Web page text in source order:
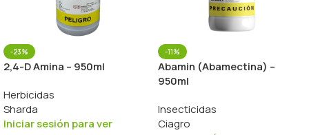
-23%
2,4-D Amina – 950ml
Herbicidas
Sharda
Iniciar sesión para ver
-11%
Abamin (Abamectina) –
950ml
Insecticidas
Ciagro